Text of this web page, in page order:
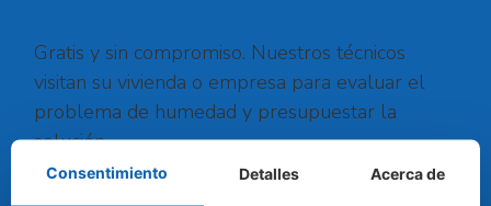
Gratis y sin compromiso. Nuestros técnicos
visitan su vivienda o empresa para evaluar el
problema de humedad y presupuestar la
solución.
Consentimiento Detalles Acerca de